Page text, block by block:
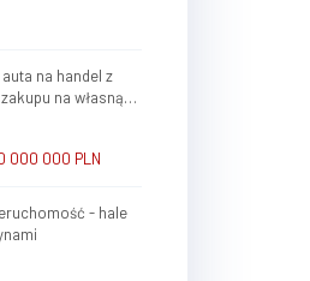
na handel z
na własną
000 000 PLN
- hale